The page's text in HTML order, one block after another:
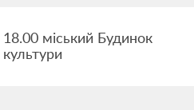
18.00 міський Будинок
культури